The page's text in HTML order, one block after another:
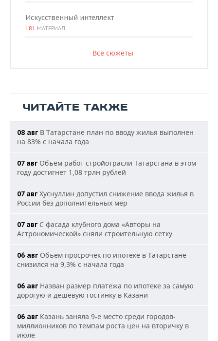
Искусственный интеллект
181 МАТЕРИАЛ
Все сюжеты
ЧИТАЙТЕ ТАКЖЕ
08 авг В Татарстане план по вводу жилья выполнен
на 83% с начала года
07 авг Объем работ стройотрасли Татарстана в этом
году достигнет 1,08 трлн рублей
07 авг Хуснуллин допустил снижение ввода жилья в
России без дополнительных мер
07 авг С фасада клубного дома «Авторы на
Астрономической» сняли строительную сетку
06 авг Объем просрочек по ипотеке в Татарстане
снизился на 9,3% с начала года
06 авг Назван размер платежа по ипотеке за самую
дорогую и дешевую гостинку в Казани
06 авг Казань заняла 9-е место среди городов-
миллионников по темпам роста цен на вторичку в
июле